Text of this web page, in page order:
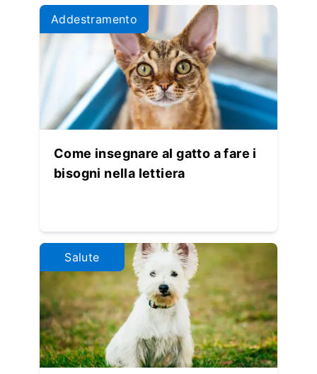
Addestramento
Come insegnare al gatto a fare i
bisogni nella lettiera
Salute